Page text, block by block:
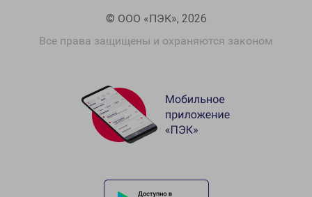
© ООО «ПЭК», 2026
Все права защищены и охраняются законом